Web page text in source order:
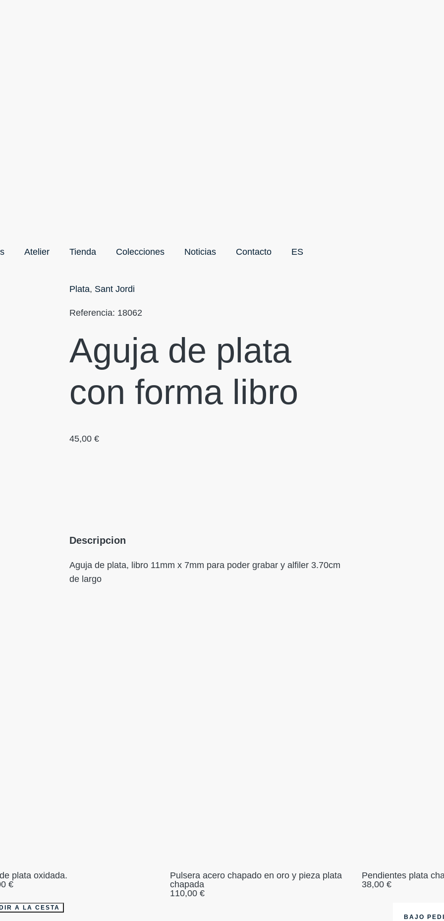
Atelier Tienda Colecciones Noticias Contacto ES
Plata, Sant Jordi
Referencia: 18062
Aguja de plata
con forma libro
45,00 €
Descripcion
Aguja de plata, libro 11mm x 7mm para poder grabar y alfiler 3.70cm
de largo
plata oxidada.
€
A LA CESTA
Pulsera acero chapado en oro y pieza plata
chapada
110,00€
Pendientes plata
38,00 €
BAJO